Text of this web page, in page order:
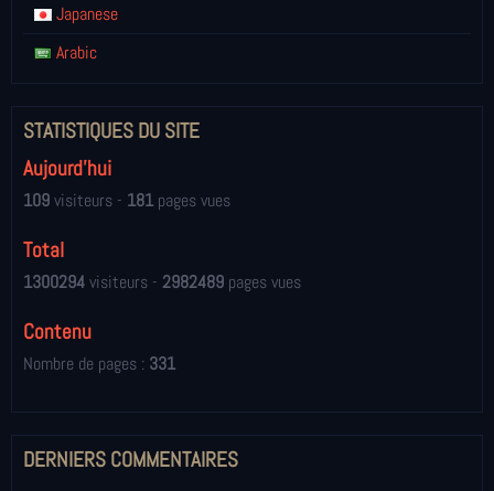
Japanese
Arabic
STATISTIQUES DU SITE
Aujourd'hui
109visiteurs - 181pages vues
Total
1300294visiteurs - 2982489 pages vues
Contenu
Nombre de pages : 331
DERNIERS COMMENTAIRES